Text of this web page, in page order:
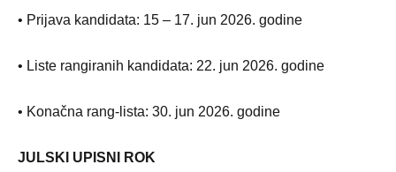
• Prijava kandidata: 15 – 17. jun 2026. godine
• Liste rangiranih kandidata: 22. jun 2026. godine
• Konačna rang-lista: 30. jun 2026. godine
JULSKI UPISNI ROK